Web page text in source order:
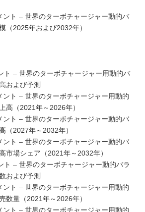
ト – 世界のターボチャージャー動的バ
（2025年および2032年）
ト – 世界のターボチャージャー用動的バ
および予測
ト – 世界のターボチャージャー用動的
高（2021年～2026年）
ト – 世界のターボチャージャー動的バ
（2027年～2032年）
ト – 世界のターボチャージャー動的バ
市場シェア（2021年～2032年）
ト – 世界のターボチャージャー動的バラ
および予測
ト – 世界のターボチャージャー用動的
数量（2021年～2026年）
ト – 世界のターボチャージャー用動的